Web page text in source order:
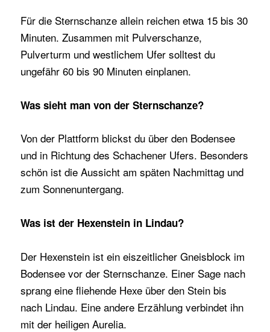
Für die Sternschanze allein reichen etwa 15 bis 30
Minuten. Zusammen mit Pulverschanze,
Pulverturm und westlichem Ufer solltest du
ungefähr 60 bis 90 Minuten einplanen.
Was sieht man von der Sternschanze?
Von der Plattform blickst du über den Bodensee
und in Richtung des Schachener Ufers. Besonders
schön ist die Aussicht am späten Nachmittag und
zum Sonnenuntergang.
Was ist der Hexenstein in Lindau?
Der Hexenstein ist ein eiszeitlicher Gneisblock im
Bodensee vor der Sternschanze. Einer Sage nach
sprang eine fliehende Hexe über den Stein bis
nach Lindau. Eine andere Erzählung verbindet ihn
mit der heiligen Aurelia.